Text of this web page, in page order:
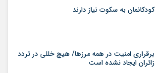
کودکانمان به سکوت نیاز دارند
برقراری امنیت در همه مرزها/ هیچ‌ خللی در تردد
زائران ایجاد نشده است